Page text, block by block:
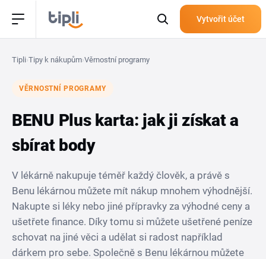
Vytvořit účet
Tipli›Tipy k nákupům›Věrnostní programy
VĚRNOSTNÍ PROGRAMY
BENU Plus karta: jak ji získat a
sbírat body
V lékárně nakupuje téměř každý člověk, a právě s
Benu lékárnou můžete mít nákup mnohem výhodnější.
Nakupte si léky nebo jiné přípravky za výhodné ceny a
ušetřete finance. Díky tomu si můžete ušetřené peníze
schovat na jiné věci a udělat si radost například
dárkem pro sebe. Společně s Benu lékárnou můžete